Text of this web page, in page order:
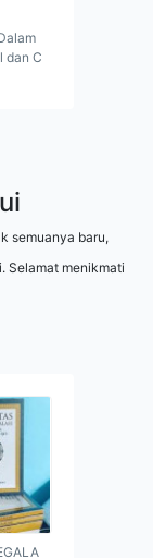
dan C
semuanya baru,
Selamat menikmati